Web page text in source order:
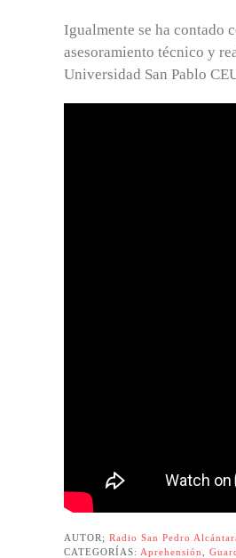
Igualmente se ha contado
asesoramiento técnico y
Universidad San Pablo
AUTOR; Radio San Pedro
CATEGORÍAS: Aprehensión